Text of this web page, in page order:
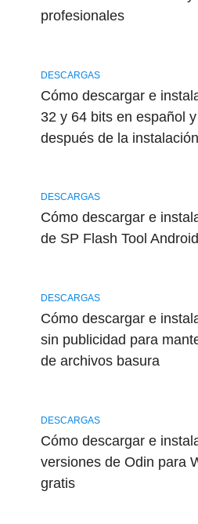
profesionales
DESCARGAS
Cómo descargar e
32 y 64 bits en español
después de la instalación
DESCARGAS
Cómo descargar e
de SP Flash Tool
DESCARGAS
Cómo descargar e
sin publicidad para
de archivos basura
DESCARGAS
Cómo descargar e
versiones de Odin para
gratis